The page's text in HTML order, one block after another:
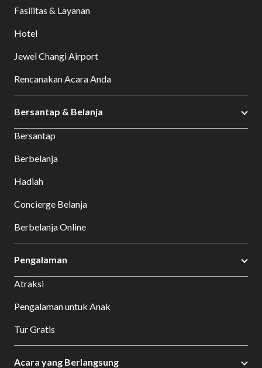
Fasilitas & Layanan
Hotel
Jewel Changi Airport
Rencanakan Acara Anda
Bersantap & Belanja
Bersantap
Berbelanja
Hadiah
Concierge Belanja
Berbelanja Online
Pengalaman
Atraksi
Pengalaman untuk Anak
Tur Gratis
Acara yang Berlangsung